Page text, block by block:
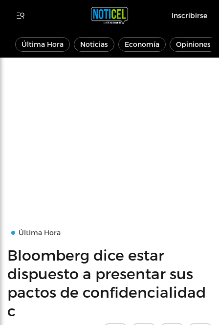
Inscribirse
Última Hora Noticias Economía Opiniones
Última Hora
Bloomberg dice estar
dispuesto a presentar sus
pactos de confidencialidad
c